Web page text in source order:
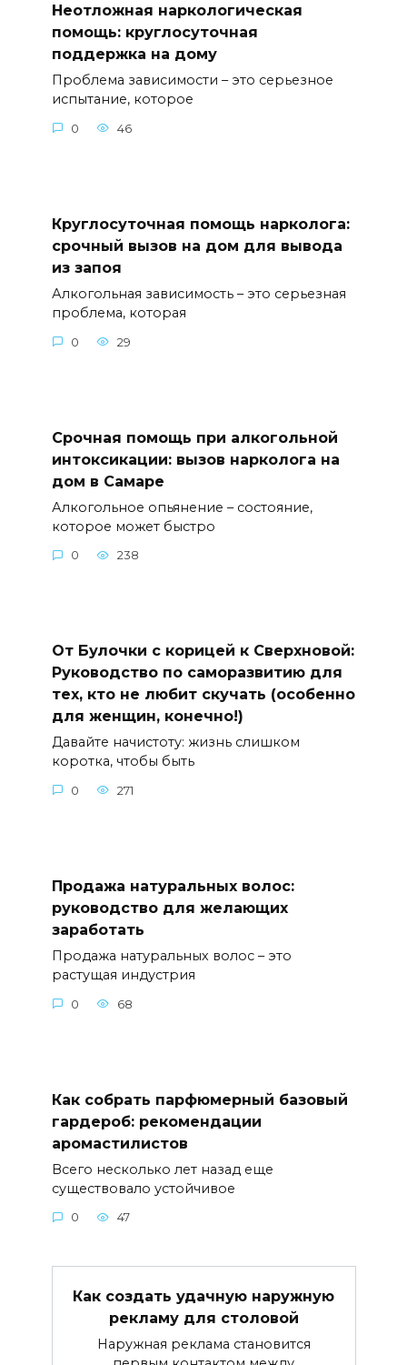
Неотложная наркологическая
помощь: круглосуточная
поддержка на дому
Проблема зависимости – это серьезное
испытание, которое
0 46
Круглосуточная помощь нарколога:
срочный вызов на дом для вывода
из запоя
Алкогольная зависимость – это серьезная
проблема, которая
0 29
Срочная помощь при алкогольной
интоксикации: вызов нарколога на
дом в Самаре
Алкогольное опьянение – состояние,
которое может быстро
0 238
От Булочки с корицей к Сверхновой:
Руководство по саморазвитию для
тех, кто не любит скучать (особенно
для женщин, конечно!)
Давайте начистоту: жизнь слишком
коротка, чтобы быть
0 271
Продажа натуральных волос:
руководство для желающих
заработать
Продажа натуральных волос – это
растущая индустрия
0 68
Как собрать парфюмерный базовый
гардероб: рекомендации
аромастилистов
Всего несколько лет назад еще
существовало устойчивое
0 47
Как создать удачную наружную
рекламу для столовой
Наружная реклама становится